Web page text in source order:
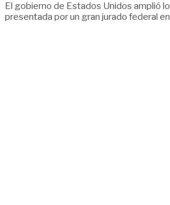
El gobierno de Estados Unidos amplió
presentada por un gran jurado federal